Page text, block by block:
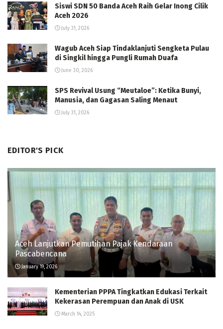
Siswi SDN 50 Banda Aceh Raih Gelar Inong Cilik
Aceh 2026
July 31, 2026
Wagub Aceh Siap Tindaklanjuti Sengketa Pulau
di Singkil hingga Pungli Rumah Duafa
June 30, 2026
SPS Revival Usung “Meutaloe”: Ketika Bunyi,
Manusia, dan Gagasan Saling Menaut
July 31, 2026
EDITOR'S PICK
Aceh Lanjutkan Pemutihan Pajak Kendaraan
Pascabencana
January 19, 2026
Kementerian PPPA Tingkatkan Edukasi Terkait
Kekerasan Perempuan dan Anak di USK
March 14, 2025